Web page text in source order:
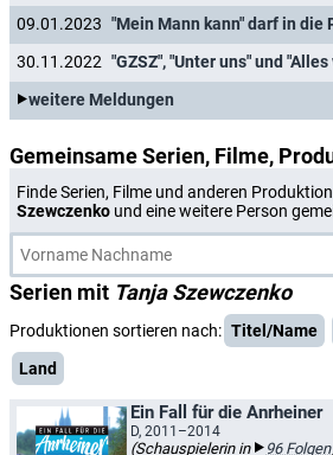
09.01.2023
30.11.2022
weitere Meldungen
Gemeinsame Serien, Filme,
Finde Serien, Filme und anderen
Szewczenko und eine weitere Person
Serien mit Tanja Szewczenko
Produktionen sortieren nach: Titel/Name
Land
Ein Fall für die Anrheiner
D, 2011–2014
(Schauspielerin in 96 Folgen